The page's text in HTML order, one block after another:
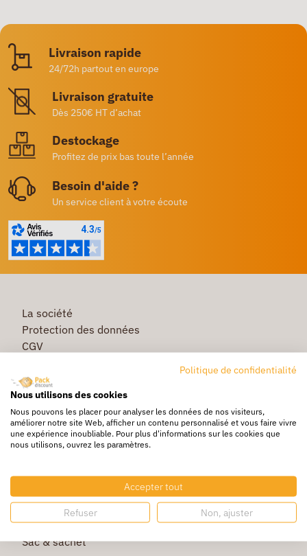
Livraison rapide
24/72h partout en europe
Livraison gratuite
Dès 250€ HT d’achat
Destockage
Profitez de prix bas toute l’année
Besoin d'aide ?
Un service client à votre écoute
La société
Protection des données
CGV
Commande rapide
Livraison
Pochette bulle & mousse
Papier bulle & rouleau mousse
Adhésif & feuillard
Film étirable & palette bois
Sac & sachet
Politique de confidentialité
Nous utilisons des cookies
Nous pouvons les placer pour analyser les données de nos visiteurs,
améliorer notre site Web, afficher un contenu personnalisé et vous faire vivre
une expérience inoubliable. Pour plus d'informations sur les cookies que
nous utilisons, ouvrez les paramètres.
Accepter tout
Refuser Non, ajuster